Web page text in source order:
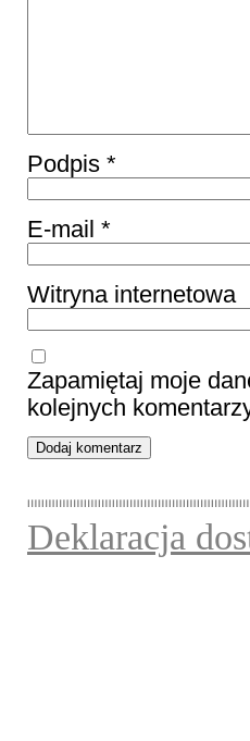
Podpis *
E-mail *
Witryna internetowa
Zapamiętaj moje
kolejnych
Deklaracja